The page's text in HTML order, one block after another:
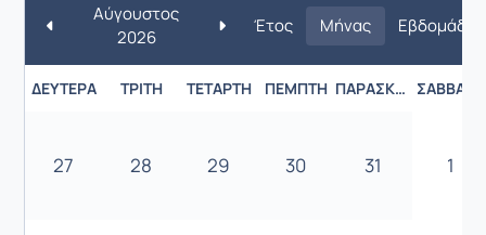
Αύγουστος
2026
Έτος Μήνας Εβδομάδα
ΔΕΥΤΈΡΑ ΤΡΊΤΗ ΤΕΤΆΡΤΗ ΠΈΜΠΤΗ ΠΑΡΑΣΚΕΥΉ ΣΆΒΒΑΤΟ
27 28 29 30 31 1